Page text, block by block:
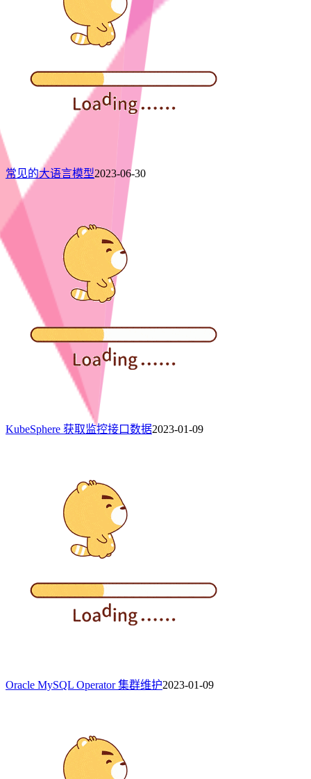
常见的大语言模型2023-06-30
KubeSphere 获取监控接口数据2023-01-09
Oracle MySQL Operator 集群维护2023-01-09